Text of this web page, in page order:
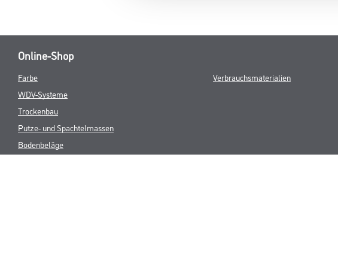
Online-Shop
Farbe
WDV-Systeme
Trockenbau
Putze- und Spachtelmassen
Bodenbeläge
Verbrauchsmaterialien